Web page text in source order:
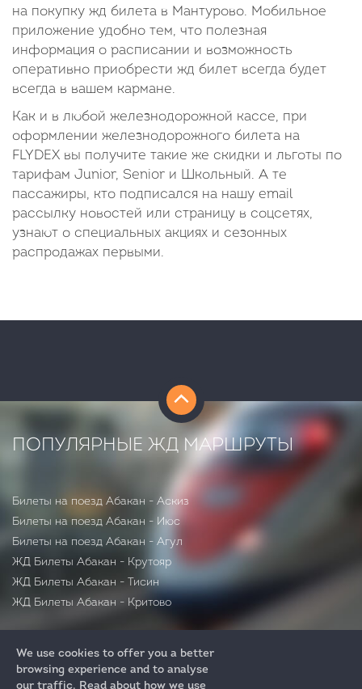
на покупку жд билета в Мантурово. Мобильное
приложение удобно тем, что полезная
информация о расписании и возможность
оперативно приобрести жд билет всегда будет
всегда в вашем кармане.
Как и в любой железнодорожной кассе, при
оформлении железнодорожного билета на
FLYDEX вы получите такие же скидки и льготы по
тарифам Junior, Senior и Школьный. А те
пассажиры, кто подписался на нашу email
рассылку новостей или страницу в соцсетях,
узнают о специальных акциях и сезонных
распродажах первыми.
ПОПУЛЯРНЫЕ ЖД МАРШРУТЫ
Билеты на поезд Абакан - Аскиз
Билеты на поезд Абакан - Июс
Билеты на поезд Абакан - Агул
ЖД Билеты Абакан - Крутояр
ЖД Билеты Абакан - Тисин
ЖД Билеты Абакан - Критово
We use cookies to offer you a better
browsing experience and to analyse
our traffic. Read about how we use